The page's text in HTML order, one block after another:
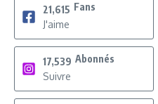
21,615 Fans
J'aime
17,539 Abonnés
Suivre